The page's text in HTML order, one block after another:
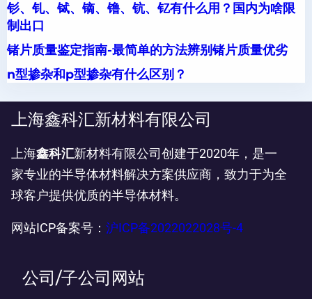
钐、钆、铽、镝、镥、钪、钇有什么用？国内为啥限
制出口
锗片质量鉴定指南-最简单的方法辨别锗片质量优劣
n型掺杂和p型掺杂有什么区别？
上海鑫科汇新材料有限公司
上海鑫科汇新材料有限公司创建于2020年，是一
家专业的半导体材料解决方案供应商，致力于为全
球客户提供优质的半导体材料。
网站ICP备案号： 沪ICP备2022022028号-4
公司/子公司网站